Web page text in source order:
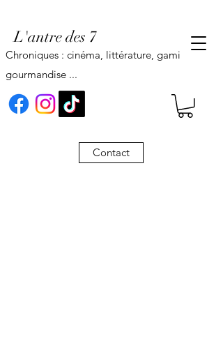
L'antre des 7
Contact
Chroniques : cinéma, littérature, gaming,
gourmandise ...